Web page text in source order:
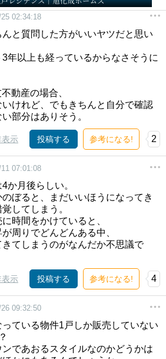
02:34:18
と質問した方がいいヤツだと思い
年以上も経っているからなさそうに
動産の場合、
けれど、でもきちんと自分で確認
部分はありそう。
表示 投稿する 参考になる! 2
07:01:08
か月後らしい。
ぼると、まだいいほうになってき
してしまう。
時間をかけていると、
周りでどんどんある中、
てしまうのがなんだか不思議で
表示 投稿する 参考になる! 4
09:32:50
ている物件1戸しか販売していない
であおるスタイルなのかどうかは